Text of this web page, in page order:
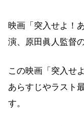
映画「突入せよ！
演、原田眞人監督
この映画「突入せ
あらすじやラスト
す。